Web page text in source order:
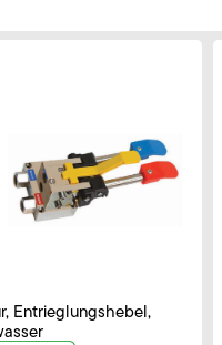
Entrieglungshebel,